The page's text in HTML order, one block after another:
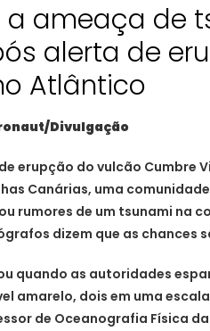
a ameaça de
alerta de
Atlântico
Divulgação
erupção do vulcão Cumbre
Canárias, uma
rumores de um tsunami na
dizem que as chances
quando as autoridades
amarelo, dois em uma
de Oceanografia Física